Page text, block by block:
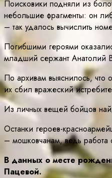
Поисковики подняли из
небольшие фрагменты: он
– так удалось вычислить
Погибшими героями
младший сержант Анатолий
По архивам выяснилось, что
их сбил вражеский
Из личных вещей бойцов
Останки героев-
– мошковчанам, ведь работа
В данных о месте
Пацевой.